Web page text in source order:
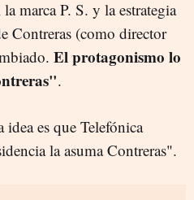
marca P. S. y la estrategia
Contreras (como director
El protagonismo lo
.
es que Telefónica
la asuma Contreras".